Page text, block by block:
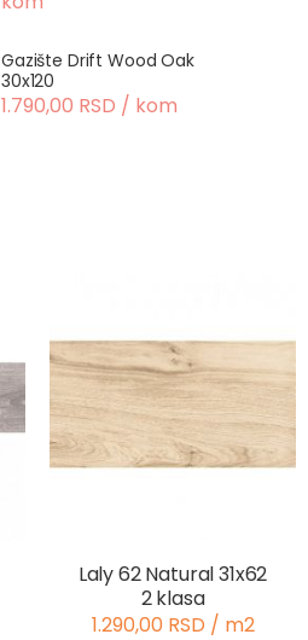
Gazište Drift Wood Oak
30x120
1.790,00 RSD / kom
Laly 62 Natural 31x62
2 klasa
1.290,00 RSD / m2